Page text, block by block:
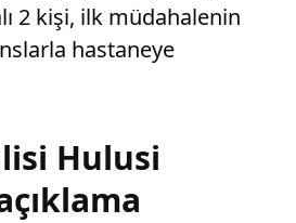
2 kişi, ilk müdahalenin
hastaneye
Hulusi